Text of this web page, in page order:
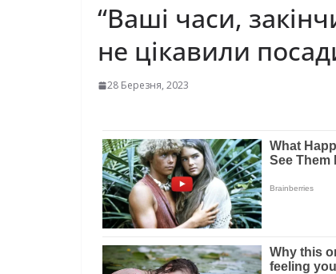
“Ваші часи,
не цікавили
28 Березня, 2023